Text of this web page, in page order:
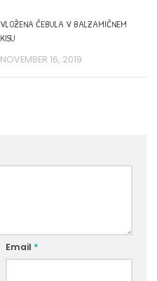
VLOŽENA ČEBULA V BALZAMIČNEM
KISU
NOVEMBER 16, 2019
Email *